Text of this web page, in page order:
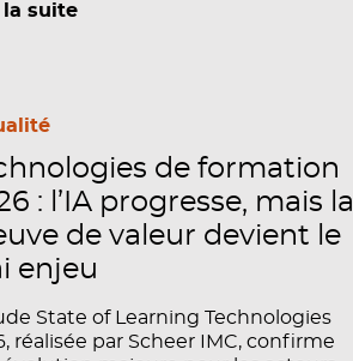
la suite
de formation
: l’IA progresse, mais la
de valeur devient le
enjeu
State of Learning Technologies
réalisée par Scheer IMC, confirme